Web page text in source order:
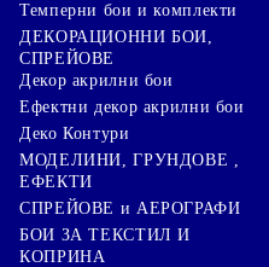
Темперни бои и комплекти
ДЕКОРАЦИОННИ БОИ,
СПРЕЙОВЕ
Декор акрилни бои
Ефектни декор акрилни бои
Деко Контури
МОДЕЛИНИ, ГРУНДОВЕ ,
ЕФЕКТИ
СПРЕЙОВЕ и АЕРОГРАФИ
БОИ ЗА ТЕКСТИЛ И
КОПРИНА